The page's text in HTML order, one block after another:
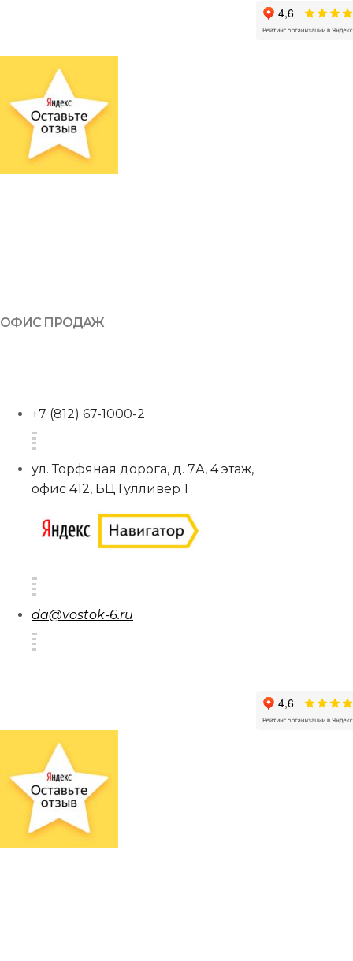
ОФИС ПРОДАЖ
+7 (812) 67-1000-2
ул. Торфяная дорога, д. 7А, 4 этаж,
офис 412, БЦ Гулливер 1
da@vostok-6.ru